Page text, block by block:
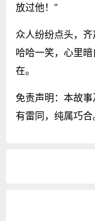
放过他！”
众人纷纷点头，
哈哈一笑，心里
在。
免责声明：本故
有雷同，纯属巧合